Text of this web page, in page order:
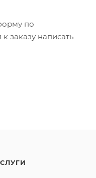
по
заказу написать